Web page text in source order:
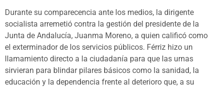
Durante su comparecencia ante los medios, la dirigente
socialista arremetió contra la gestión del presidente de la
Junta de Andalucía, Juanma Moreno, a quien calificó como
el exterminador de los servicios públicos. Férriz hizo un
llamamiento directo a la ciudadanía para que las urnas
sirvieran para blindar pilares básicos como la sanidad, la
educación y la dependencia frente al deterioro que, a su